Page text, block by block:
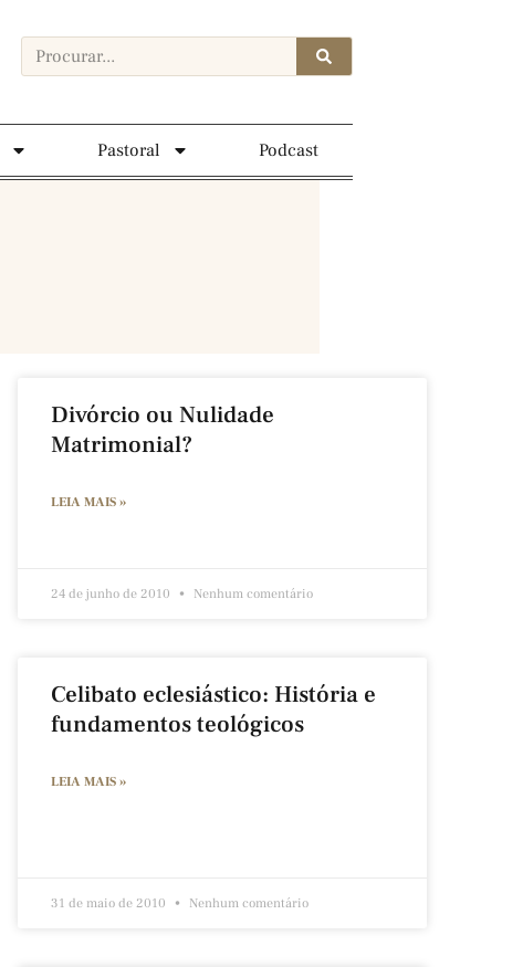
Pastoral Podcast
Divórcio ou Nulidade
Matrimonial?
LEIA MAIS »
24 de junho de 2010 Nenhum comentário
Celibato eclesiástico: História e
fundamentos teológicos
LEIA MAIS »
31 de maio de 2010 Nenhum comentário